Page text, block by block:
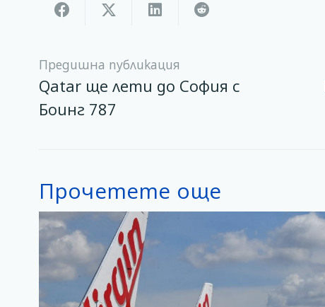
Предишна публикация
Qatar ще лети до София с
Боинг 787
Прочетете още